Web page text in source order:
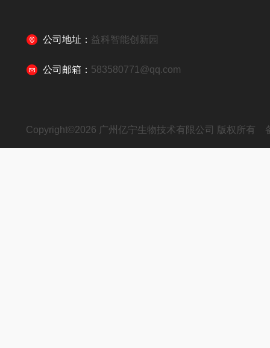
公司地址： 益科智能创新园
公司邮箱： 583580771@qq.com
Copyright©2026 广州亿宁生物技术有限公司 版权所有